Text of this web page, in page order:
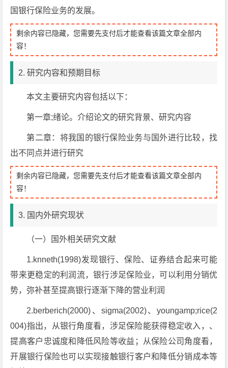
国银行保险业务的发展。
剩余内容已隐藏，您需要先支付后才能查看该篇文章全部内
容！
2. 研究内容和预期目标
本文主要研究内容包括以下：
第一章;绪论。介绍论文的研究背景、研究内容
第二章：将我国的银行保险业务与国外进行比较，找
出不同点并进行研究
剩余内容已隐藏，您需要先支付后才能查看该篇文章全部内
容！
3. 国内外研究现状
（一）国外相关研究文献
1.knneth(1998)发现银行、保险、证券结合起来可能
带来更稳定的利润流，银行涉足保险业，可以利用分销优
势，弥补甚至提高银行逐渐下降的营业利润
2.berberich(2000)、sigma(2002)、youngamp;rice(2
004)指出，从银行角度看，涉足保险能获得稳定收入，、
提高客户忠诚度和降低风险等收益；从保险公司角度看，
开展银行保险也可以实现接触银行客户和降低分销成本等